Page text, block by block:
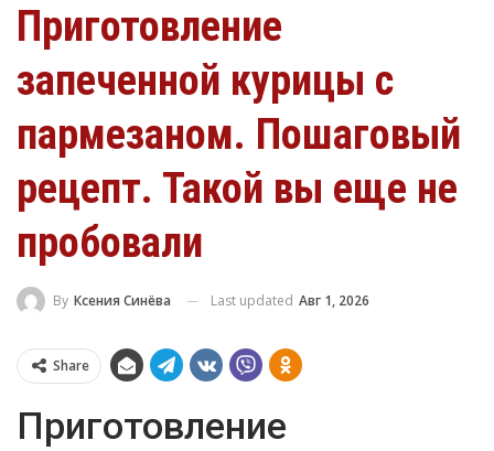
Приготовление
запеченной курицы с
пармезаном. Пошаговый
рецепт. Такой вы еще не
пробовали
By Ксения Синёва Last updated Авг 1, 2026
Share
Приготовление